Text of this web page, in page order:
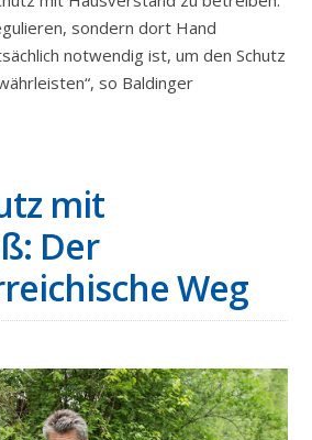
sondern dort Hand
notwendig ist, um den Schutz
so Baldinger
mit
Der
Weg